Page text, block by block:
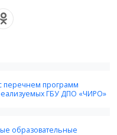
перечнем программ
ГБУ ДПО «ЧИРО»
образовательные